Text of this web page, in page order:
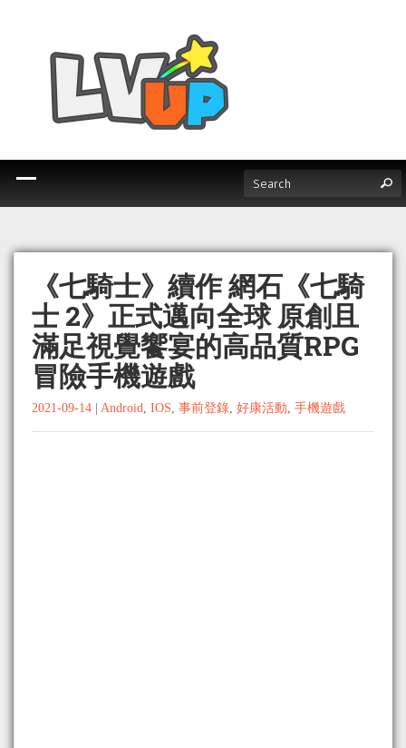
《七騎士》續作 網石《七騎
士 2》正式邁向全球 原創且
滿足視覺饗宴的高品質RPG
冒險手機遊戲
2021-09-14 Android, IOS, 事前登錄, 好康活動, 手機遊戲